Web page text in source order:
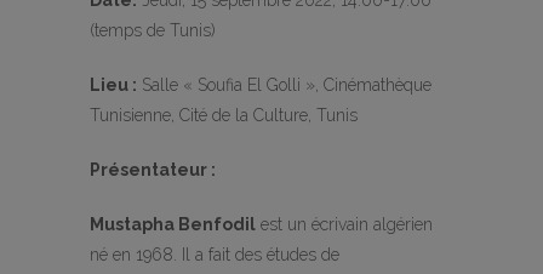
(temps de Tunis)
Lieu : Salle « Soufia El Golli », Cinémathèque
Tunisienne, Cité de la Culture, Tunis
Présentateur :
Mustapha Benfodil est un écrivain algérien
né en 1968. Il a fait des études de